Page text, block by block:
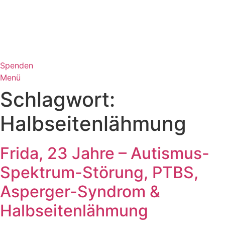
Spenden
Menü
Schlagwort:
Halbseitenlähmung
Frida, 23 Jahre – Autismus-
Spektrum-Störung, PTBS,
Asperger-Syndrom &
Halbseitenlähmung